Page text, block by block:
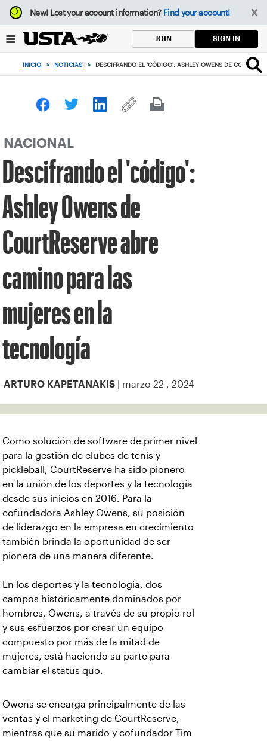
Enfoque
desde
botón
volver
principio
New!Lost your account information? Find your account!
JOIN SIGN IN
INICIO > NOTICIAS > DESCIFRANDO EL 'CÓDIGO': ASHLEY OWENS DE
NACIONAL
Descifrando el 'código':
Ashley Owens de
CourtReserve abre
camino para las
mujeres en la
tecnología
ARTURO KAPETANAKIS | marzo 22 , 2024
Como solución de software de primer nivel
para la gestión de clubes de tenis y
pickleball, CourtReserve ha sido pionero
en la unión de los deportes y la tecnología
desde sus inicios en 2016. Para la
cofundadora Ashley Owens, su posición
de liderazgo en la empresa en crecimiento
también brinda la oportunidad de ser
pionera de una manera diferente.
En los deportes y la tecnología, dos
campos históricamente dominados por
hombres, Owens, a través de su propio rol
y sus esfuerzos por crear un equipo
compuesto por más de la mitad de
mujeres, está haciendo su parte para
cambiar el status quo.
Owens se encarga principalmente de las
ventas y el marketing de CourtReserve,
mientras que su marido y cofundador Tim